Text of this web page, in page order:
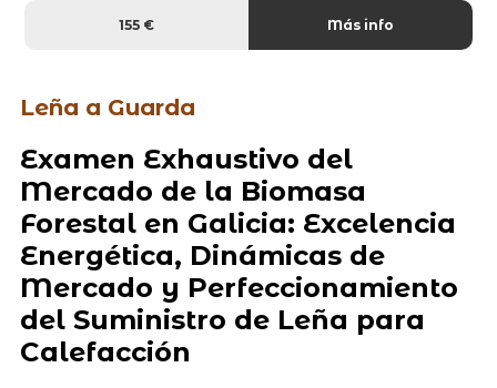
155 € Más info
Leña a Guarda
Examen Exhaustivo del
Mercado de la Biomasa
Forestal en Galicia: Excelencia
Energética, Dinámicas de
Mercado y Perfeccionamiento
del Suministro de Leña para
Calefacción